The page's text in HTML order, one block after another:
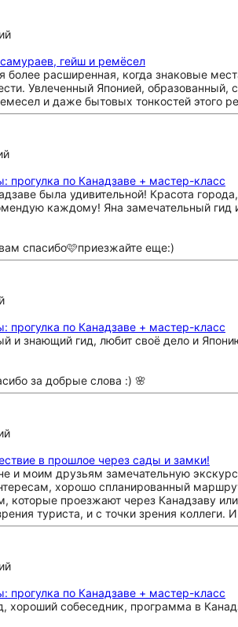
гейш и ремёсел
более расширенная, когда знаковые
Увлеченный Японией, образованный,
и даже бытовых тонкостей этого
прогулка по Канадзаве + мастер-класс
была удивительной! Красота
каждому! Яна замечательный гид
спасибо🩷приезжайте еще:)
прогулка по Канадзаве + мастер-класс
и знающий гид, любит своё дело и
за добрые слова :) 🌸
в прошлое через сады и замки!
и моим друзьям замечательную
хорошо спланированный
которые проезжают через Канадзаву
туриста, и с точки зрения коллеги.
прогулка по Канадзаве + мастер-класс
хороший собеседник, программа в